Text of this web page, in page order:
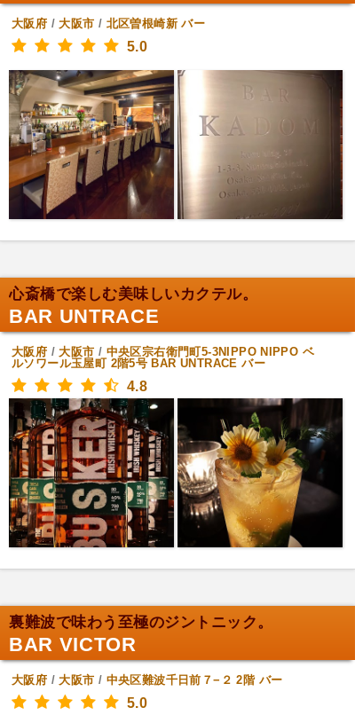
大阪府 /大阪市 / 北区曽根崎新 バー
5.0
心斎橋で楽しむ美味しいカクテル。
BAR UNTRACE
大阪府 /大阪市 / 中央区宗右衛門町5-3NIPPO NIPPO ベ
ルソワール玉屋町 2階5号 BAR UNTRACE バー
4.8
裏難波で味わう至極のジントニック。
BAR VICTOR
大阪府 /大阪市 / 中央区難波千日前７−２ 2階 バー
5.0